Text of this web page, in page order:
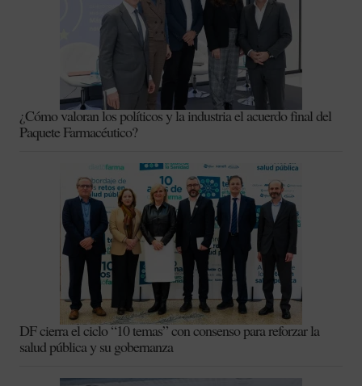
¿Cómo valoran los políticos y la industria el acuerdo final del
Paquete Farmacéutico?
DF cierra el ciclo “10 temas” con consenso para reforzar la
salud pública y su gobernanza